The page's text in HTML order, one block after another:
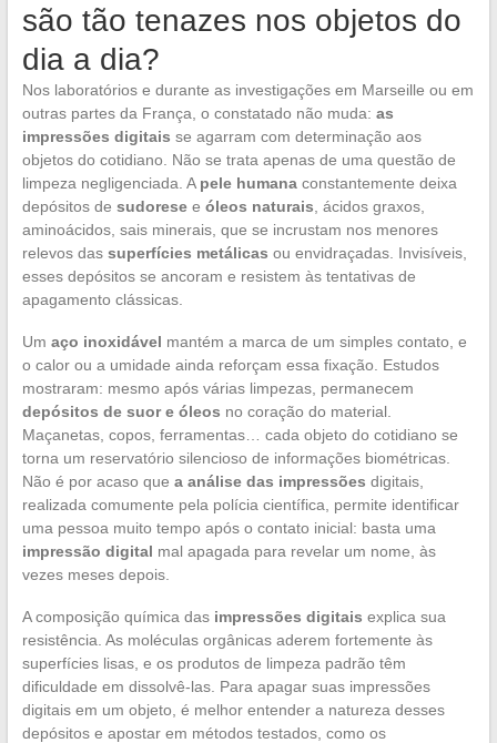
são tão tenazes nos objetos do
dia a dia?
Nos laboratórios e durante as investigações em Marseille ou em
outras partes da França, o constatado não muda: as
impressões digitais se agarram com determinação aos
objetos do cotidiano. Não se trata apenas de uma questão de
limpeza negligenciada. A pele humanaconstantemente deixa
depósitos de sudoresee óleos naturais , ácidos graxos,
aminoácidos, sais minerais, que se incrustam nos menores
relevos das superfícies metálicas ou envidraçadas. Invisíveis,
esses depósitos se ancoram e resistem às tentativas de
apagamento clássicas.
Um aço inoxidável mantém a marca de um simples contato, e
o calor ou a umidade ainda reforçam essa fixação. Estudos
mostraram: mesmo após várias limpezas, permanecem
depósitos de suor e óleos no coração do material.
Maçanetas, copos, ferramentas… cada objeto do cotidiano se
torna um reservatório silencioso de informações biométricas.
Não é por acaso que a análise das impressões digitais,
realizada comumente pela polícia científica, permite identificar
uma pessoa muito tempo após o contato inicial: basta uma
impressão digital mal apagada para revelar um nome, às
vezes meses depois.
A composição química das impressões digitais explica sua
resistência. As moléculas orgânicas aderem fortemente às
superfícies lisas, e os produtos de limpeza padrão têm
dificuldade em dissolvê-las. Para apagar suas impressões
digitais em um objeto, é melhor entender a natureza desses
depósitos e apostar em métodos testados, como os